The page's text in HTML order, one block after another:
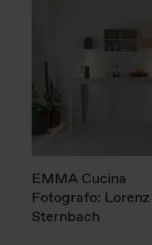
EMMA Cucina
Fotografo: Lorenz
Sternbach